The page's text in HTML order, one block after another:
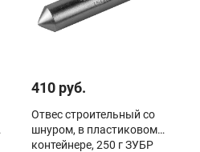
410 руб.
Отвес строительный со
шнуром, в пластиковом
контейнере, 250 г ЗУБР